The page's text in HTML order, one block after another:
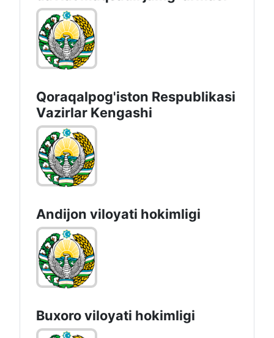
Qoraqalpog'iston Rеspublikаsi
Vаzirlаr Kеngаshi
Andijon vilоyati hоkimligi
Buxoro viloyati hokimligi